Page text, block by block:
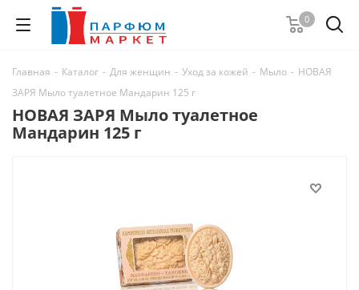
0
Главная - Каталог - Для женщин - Уход за кожей - Мыло - НОВАЯ
ЗАРЯ Мыло туалетное Мандарин 125 г
НОВАЯ ЗАРЯ Мыло туалетное
Мандарин 125 г